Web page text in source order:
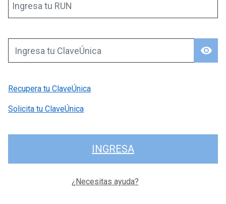
Ingresa tu RUN
visibility
Ingresa tu ClaveÚnica
Recupera tu ClaveÚnica
Solicita tu ClaveÚnica
INGRESA
¿Necesitas ayuda?